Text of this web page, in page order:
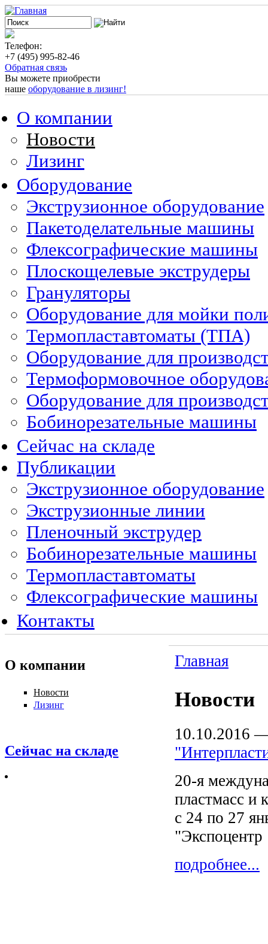
Телефон:
+7 (495) 995-82-46
Обратная связь
Вы можете приобрести
наше оборудование в лизинг!
О компании
Новости
Лизинг
Оборудование
Экструзионное оборудование
Пакетоделательные машины
Флексографические машины
Плоскощелевые экструдеры
Грануляторы
Оборудование для мойки
Термопластавтоматы (ТПА)
Оборудование для
Термоформовочное
Оборудование для
Бобинорезательные машины
Сейчас на складе
Публикации
Экструзионное оборудование
Экструзионные линии
Пленочный экструдер
Бобинорезательные машины
Термопластавтоматы
Флексографические машины
Контакты
О компании
Новости
Лизинг
Сейчас на складе
Главная
Новости
10.10.2016
20-я
пластмасс и
с 24 по 27
"Экспоцентр
подробнее...